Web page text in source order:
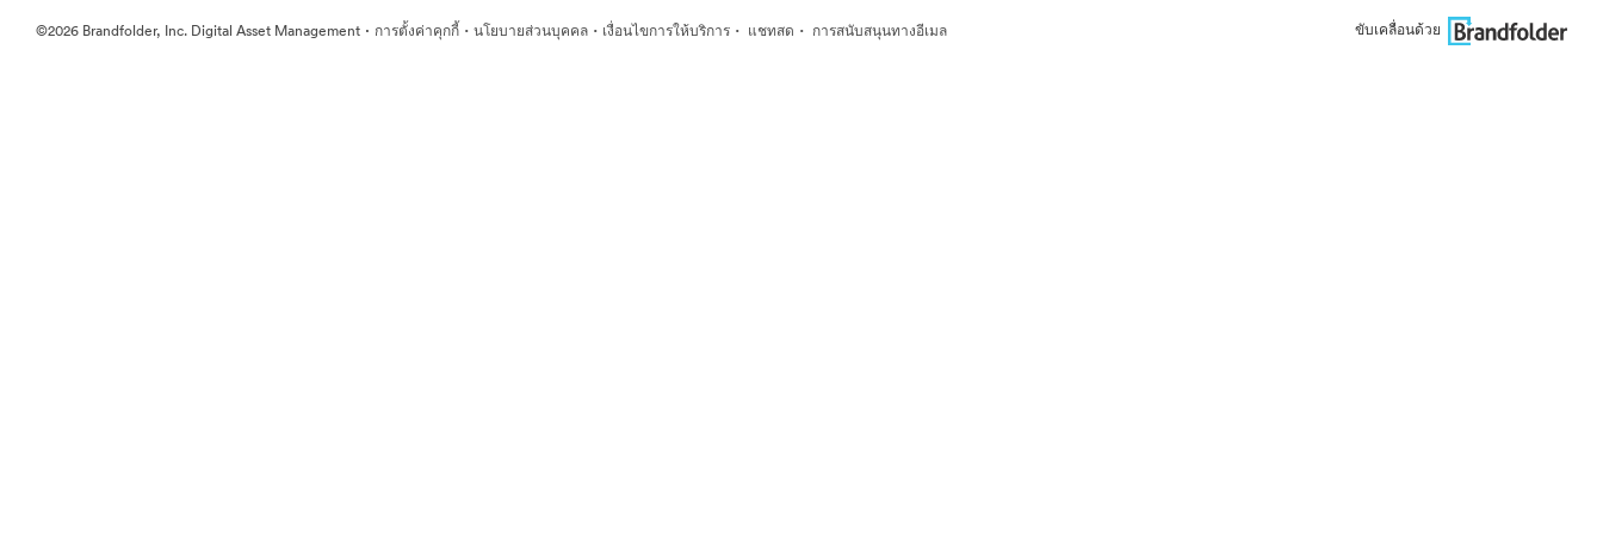
©2026 Brandfolder, Inc. Digital Asset Management · การตั้งค่าคุกกี้· นโยบายส่วนบุคคล · เงื่อนไขการให้บริการ · แชทสด · การสนับสนุนทางอีเมล ขับเคลื่อนด้วย